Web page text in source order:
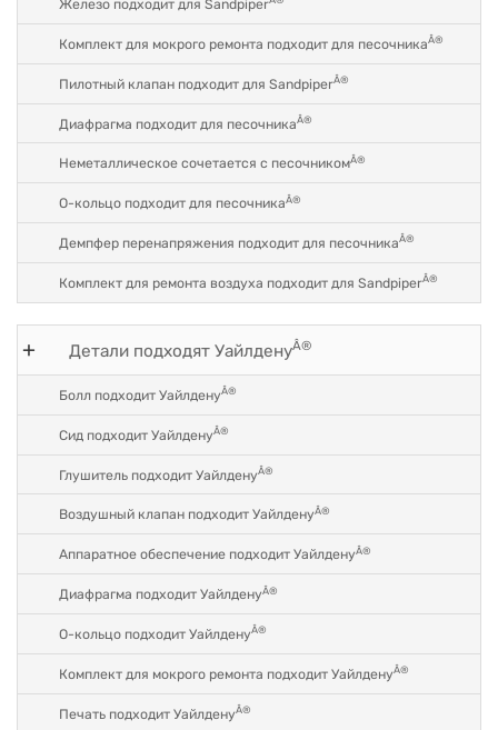
Железо подходит для Sandpiper
Комплект для мокрого ремонта подходит для песочникаÂ®
Пилотный клапан подходит для SandpiperÂ®
Диафрагма подходит для песочникаÂ®
Неметаллическое сочетается с песочникомÂ®
O-кольцо подходит для песочникаÂ®
Демпфер перенапряжения подходит для песочникаÂ®
Комплект для ремонта воздуха подходит для SandpiperÂ®
Детали подходят УайлденуÂ®
Болл подходит УайлденуÂ®
Сид подходит УайлденуÂ®
Глушитель подходит УайлденуÂ®
Воздушный клапан подходит УайлденуÂ®
Аппаратное обеспечение подходит УайлденуÂ®
Диафрагма подходит УайлденуÂ®
О-кольцо подходит УайлденуÂ®
Комплект для мокрого ремонта подходит УайлденуÂ®
Печать подходит УайлденуÂ®